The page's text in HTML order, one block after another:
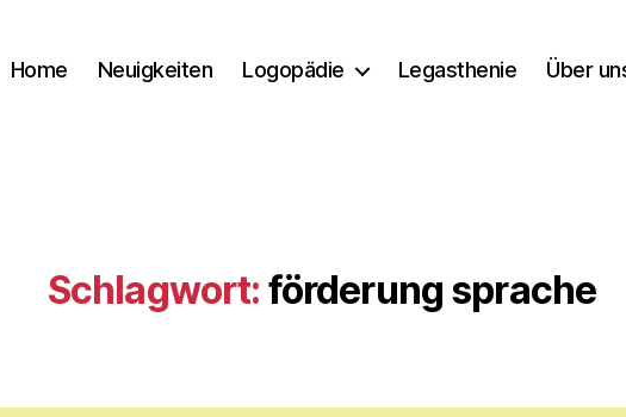
Home Neuigkeiten Logopädie Legasthenie Über
Schlagwort: förderung sprache